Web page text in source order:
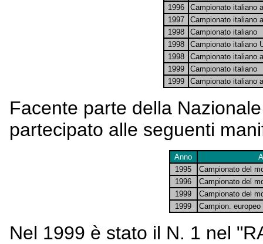
1996
Campionato italiano
1997
Campionato italiano
1998
Campionato italiano
1998
Campionato italiano
1998
Campionato italiano
1999
Campionato italiano
1999
Campionato italiano
Facente parte della
partecipato alle seguenti
Anno
1995
Campionato del
1996
Campionato del
1999
Campionato del
1999
Campion.
Nel 1999 è stato il N. 1 nel